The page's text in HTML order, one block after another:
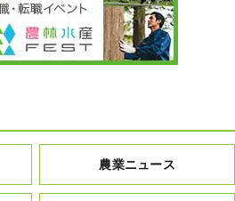
農業ニュース